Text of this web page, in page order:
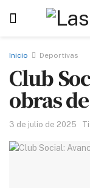
Inicio Deportivas
Club
obras
3 de julio de 2025